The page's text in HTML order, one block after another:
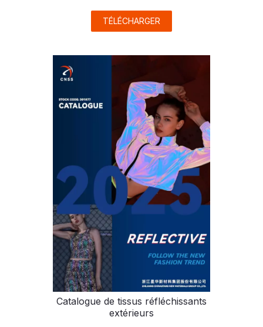
TÉLÉCHARGER
Catalogue de tissus réfléchissants
extérieurs